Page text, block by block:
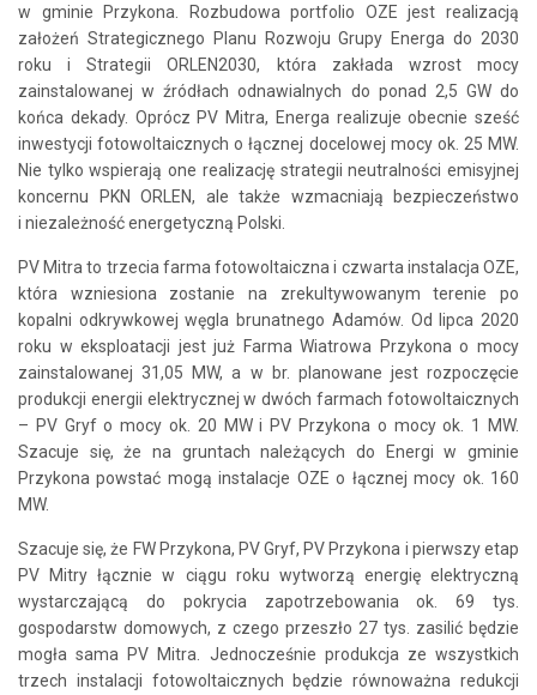
w gminie Przykona. Rozbudowa portfolio OZE jest realizacją
założeń Strategicznego Planu Rozwoju Grupy Energa do 2030
roku i Strategii ORLEN2030, która zakłada wzrost mocy
zainstalowanej w źródłach odnawialnych do ponad 2,5 GW do
końca dekady. Oprócz PV Mitra, Energa realizuje obecnie sześć
inwestycji fotowoltaicznych o łącznej docelowej mocy ok. 25 MW.
Nie tylko wspierają one realizację strategii neutralności emisyjnej
koncernu PKN ORLEN, ale także wzmacniają bezpieczeństwo
i niezależność energetyczną Polski.
PV Mitra to trzecia farma fotowoltaiczna i czwarta instalacja OZE,
która wzniesiona zostanie na zrekultywowanym terenie po
kopalni odkrywkowej węgla brunatnego Adamów. Od lipca 2020
roku w eksploatacji jest już Farma Wiatrowa Przykona o mocy
zainstalowanej 31,05 MW, a w br. planowane jest rozpoczęcie
produkcji energii elektrycznej w dwóch farmach fotowoltaicznych
– PV Gryf o mocy ok. 20 MW i PV Przykona o mocy ok. 1 MW.
Szacuje się, że na gruntach należących do Energi w gminie
Przykona powstać mogą instalacje OZE o łącznej mocy ok. 160
MW.
Szacuje się, że FW Przykona, PV Gryf, PV Przykona i pierwszy etap
PV Mitry łącznie w ciągu roku wytworzą energię elektryczną
wystarczającą do pokrycia zapotrzebowania ok. 69 tys.
gospodarstw domowych, z czego przeszło 27 tys. zasilić będzie
mogła sama PV Mitra. Jednocześnie produkcja ze wszystkich
trzech instalacji fotowoltaicznych będzie równoważna redukcji